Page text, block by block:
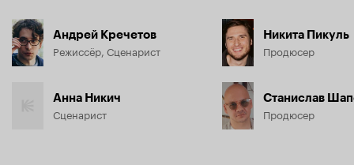
Андрей Кречетов
Режиссёр, Сценарист
Анна Никич
Сценарист
Никита Пикуль
Продюсер
Станислав
Продюсер